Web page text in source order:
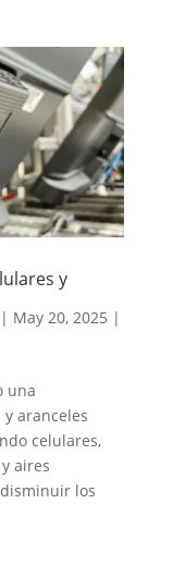
y
| May 20, 2025 |
una
aranceles
celulares,
aires
los